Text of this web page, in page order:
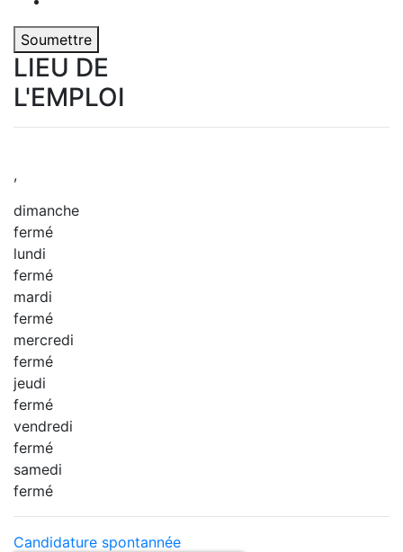
Soumettre
LIEU DE
L'EMPLOI
,
dimanche
fermé
lundi
fermé
mardi
fermé
mercredi
fermé
jeudi
fermé
vendredi
fermé
samedi
fermé
Candidature spontannée